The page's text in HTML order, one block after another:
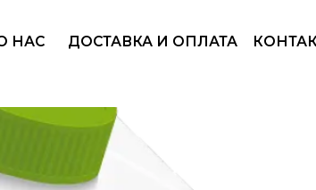
КОНТАКТЫ
ДОСТАВКА И ОПЛАТА